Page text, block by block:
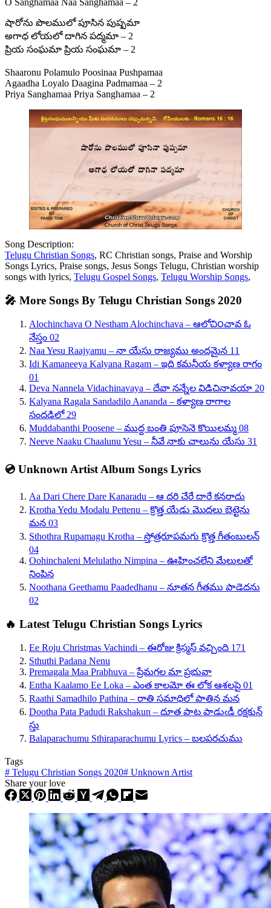
O Sanghamaa Naa Sanghamaa – 2
షారోను పొలములో పూసిన పుష్పమా
అగాధ లోయలో దాగిన పద్మమా – 2
ప్రియ సంఘమా ప్రియ సంఘమా – 2
Shaaronu Polamulo Poosinaa Pushpamaa
Agaadha Loyalo Daagina Padmamaa – 2
Priya Sanghamaa Priya Sanghamaa – 2
Song Description:
Telugu Christian Songs, RC Christian songs, Praise and Worship
Songs Lyrics, Praise songs, Jesus Songs Telugu, Christian worship
songs with lyrics, Telugu Gospel Songs, Telugu Worship Songs,
🎤 More Songs By Telugu Christian Songs 2020
Alochinchava O Nestham Alochinchava – ఆలోచి౦చావ ఓ
నేస్తం 02
Naa Yesu Raajyamu – నా యేసు రాజ్యము అందమైన 11
Idi Kamaneeya Kalyana Ragam – ఇది కమనీయ కళ్యాణ రాగం
01
Deva Nannela Vidachinavaya – దేవా నన్నేల విడిచినావయా 20
Kalyana Ragala Sandadilo Aananda – కళ్యాణ రాగాల
సందడిలో 29
Muddabanthi Poosene – ముద్ద బంతి పూసెనె కొయిలమ్మ 08
Neeve Naaku Chaalunu Yesu – నీవే నాకు చాలును యేసు 31
💿 Unknown Artist Album Songs Lyrics
Aa Dari Chere Dare Kanaradu – ఆ దరి చేరే దారే కనరాదు
Krotha Yedu Modalu Pettenu – క్రొత్త యేడు మొదలు బెట్టెను
మన 03
Sthothra Rupamagu Krotha – స్తోత్రరూపమగు క్రొత్త గీతంబులన్
04
Oohinchaleni Melulatho Nimpina – ఊహించలేని మేలులతో
నింపిన
Noothana Geethamu Paadedhanu – నూతన గీతము పాడెదను
02
🔥 Latest Telugu Christian Songs Lyrics
Ee Roju Christmas Vachindi – ఈరోజు క్రిస్మస్ వచ్చింది 171
Sthuthi Padana Nenu
Premagala Maa Prabhuva – ప్రేమగల మా ప్రభువా
Entha Kaalamo Ee Loka – ఎంత కాలమో ఈ లోక ఆశలపై 01
Raathi Samadhilo Pathina – రాతి సమాధిలో పాతిన మన
Dootha Pata Padudi Rakshakun – దూత పాట పాడుఁడీ రక్షకున్
స్తు
Balaparachumu Sthiraparachumu Lyrics – బలపరచుము
Tags
# Telugu Christian Songs 2020# Unknown Artist
Share your love